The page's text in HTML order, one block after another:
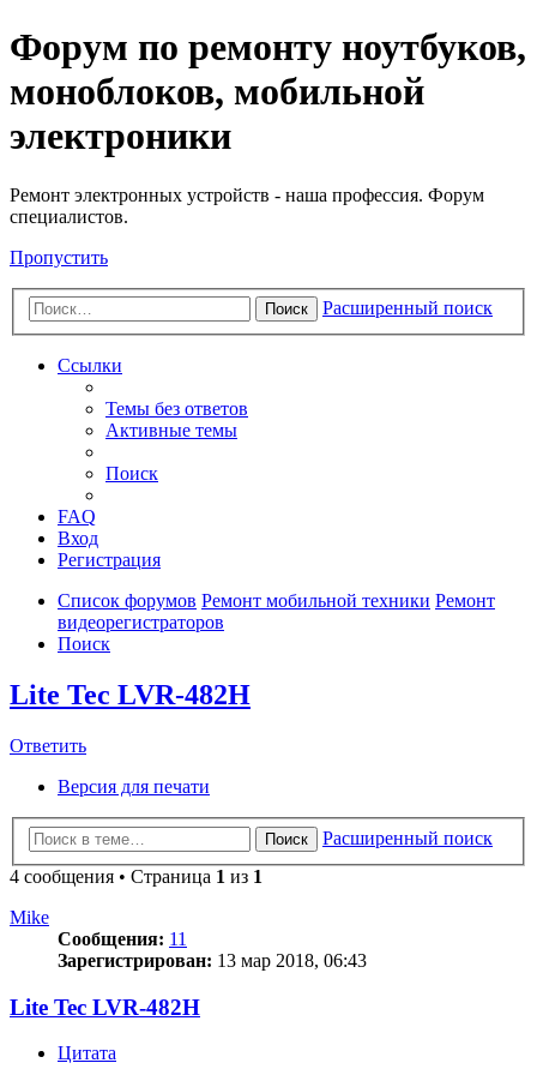
Регистрация
Форум по ремонту ноутбуков,
моноблоков, мобильной
электроники
Ремонт электронных устройств - наша профессия. Форум
специалистов.
Пропустить
Поиск Расширенный поиск
Ссылки
Темы без ответов
Активные темы
Поиск
FAQ
Вход
Регистрация
Список форумов Ремонт мобильной техники Ремонт
видеорегистраторов
Поиск
Lite Tec LVR-482H
Ответить
Ответить
Версия для печати
Поиск
Расширенный поиск
4 сообщения • Страница 1 из 1
Mike
Сообщения: 11
Зарегистрирован: 13 мар 2018, 06:43
Lite Tec LVR-482H
Цитата